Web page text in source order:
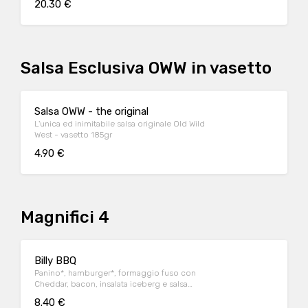
20.30 €
Salsa Esclusiva OWW in vasetto
Salsa OWW - the original
L'unica ed inimitabile salsa originale Old Wild
West - vasetto 185gr
4.90 €
Magnifici 4
Billy BBQ
Panino*, hamburger*, formaggio fuso con
Cheddar, bacon, insalata iceberg e salsa
8.40 €